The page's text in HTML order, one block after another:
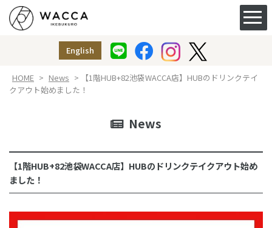
English
ACCESS&FACILITY
アクセス
（ベビー休憩室）
HOME > News > 【1階HUB+82池袋WACCA店】HUBのドリンクテイ
クアウト始めました！
News
【1階HUB+82池袋WACCA店】HUBのドリンクテイクアウト始め
ました！